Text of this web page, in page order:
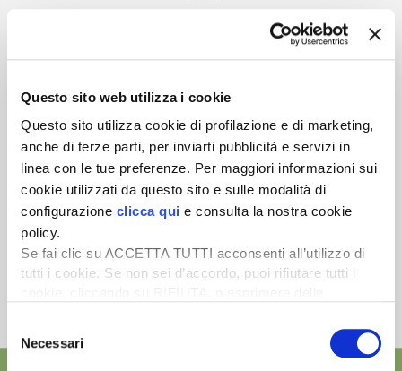
Questo sito web utilizza i cookie
Questo sito utilizza cookie di profilazione e di marketing,
anche di terze parti, per inviarti pubblicità e servizi in
linea con le tue preferenze. Per maggiori informazioni sui
cookie utilizzati da questo sito e sulle modalità di
configurazione clicca qui e consulta la nostra cookie
policy.
Se fai clic su ACCETTA TUTTI acconsenti all’utilizzo di
tutti i cookie. Se non sei d’accordo, puoi rifiutare tutti i
desideri accettare e cliccando ACCETTA SELEZIONATI.
delNecessari
Scopri un servizio d'informazione di alta qualità. Tagliato sulle tue
esigenze.
ISCRIVITI